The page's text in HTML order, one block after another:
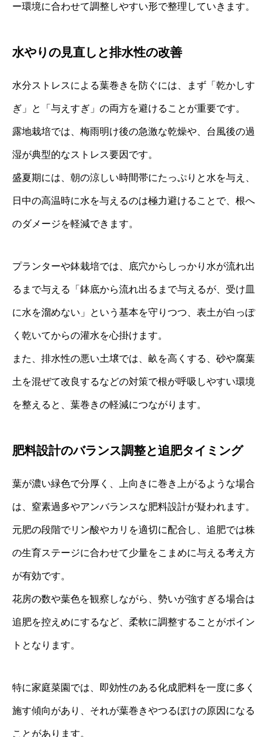
ー環境に合わせて調整しやすい形で整理していきます。
水やりの見直しと排水性の改善
水分ストレスによる葉巻きを防ぐには、まず「乾かしす
ぎ」と「与えすぎ」の両方を避けることが重要です。
露地栽培では、梅雨明け後の急激な乾燥や、台風後の過
湿が典型的なストレス要因です。
盛夏期には、朝の涼しい時間帯にたっぷりと水を与え、
日中の高温時に水を与えるのは極力避けることで、根へ
のダメージを軽減できます。
プランターや鉢栽培では、底穴からしっかり水が流れ出
るまで与える「鉢底から流れ出るまで与えるが、受け皿
に水を溜めない」という基本を守りつつ、表土が白っぽ
く乾いてからの灌水を心掛けます。
また、排水性の悪い土壌では、畝を高くする、砂や腐葉
土を混ぜて改良するなどの対策で根が呼吸しやすい環境
を整えると、葉巻きの軽減につながります。
肥料設計のバランス調整と追肥タイミング
葉が濃い緑色で分厚く、上向きに巻き上がるような場合
は、窒素過多やアンバランスな肥料設計が疑われます。
元肥の段階でリン酸やカリを適切に配合し、追肥では株
の生育ステージに合わせて少量をこまめに与える考え方
が有効です。
花房の数や葉色を観察しながら、勢いが強すぎる場合は
追肥を控えめにするなど、柔軟に調整することがポイン
トとなります。
特に家庭菜園では、即効性のある化成肥料を一度に多く
施す傾向があり、それが葉巻きやつるぼけの原因になる
ことがあります。